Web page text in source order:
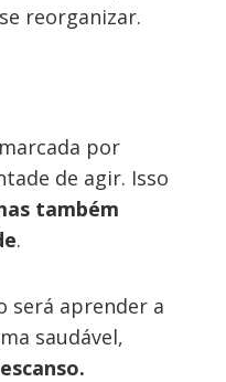
reorganizar.
por
de agir. Isso
também
.
será aprender a
saudável,